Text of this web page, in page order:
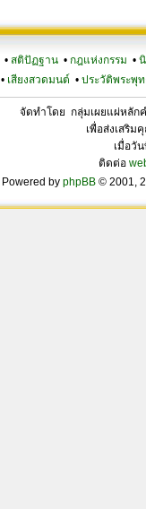
• สติปัฏฐาน • กฎแห่งกรรม •
• เสียงสวดมนต์ • ประวัติพระพุท
จัดทำโดย กลุ่มเผยแผ่หลัก
เพื่อส่งเสริม
เมื่อวั
ติดต่อ
Powered by phpBB © 2001,